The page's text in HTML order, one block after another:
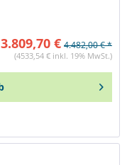
3.809,70 € 4.482,00 € *
(4533,54 € inkl. 19% MwSt.)